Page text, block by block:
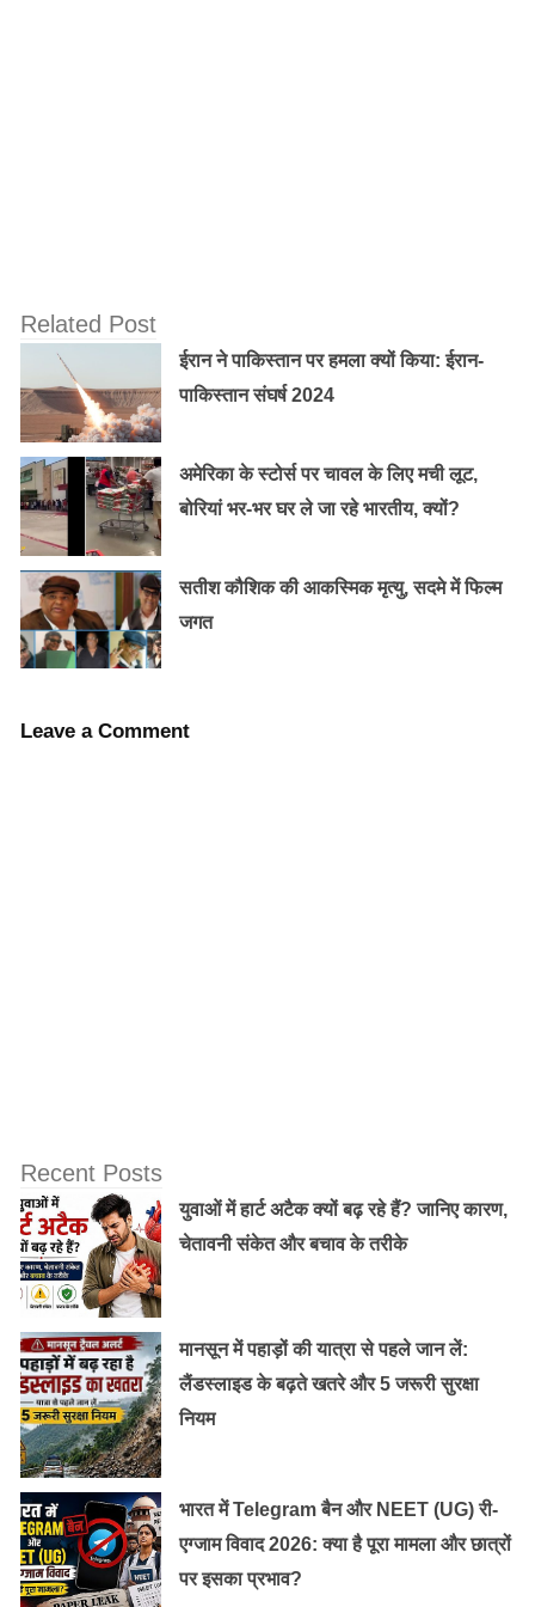
तोड़कर डाल दें। दूध और इससे बनी चीजों, पानी में भी तुलसी का
पत्ता डालें। तुलसी के पत्ते के कारण दूषित वातावरण का प्रभाव खाद्य
वस्तुओं पर नहीं पड़ता।
Old Random Post
होली 2018: जानिए कब है होली और क्या है होलिका
का शुभ मुहूर्त
नहीं होगा संविधान में संसोधन: संसदीय कार्य मंत्री एम
वेंकैया नायडू
के द्वार बंद कर दिए जाएंगे
सूतक लगने के साथ गर्भवती महिलाएं विशेष रूप से ध्यान रखें।
सूतक काल से लेकर ग्रहण पूरा होने तक घर से न निकलें और अपने
पेट के हिस्से पर गेरू लगाकर रखे और गीता का पाठ करें।
इस काल में गर्भवती स्त्री किसी भी प्रकार की नुकीली वस्तुओं का
इस्तेमाल न करें और न ही कुछ काटें।
सूतक काल में पूजा पाठ न करें। इसके स्थान पर मानसिक जाप
करना फलदायी रहेगा।
इन राशियों को मिलने वाली है खुशखबरी :
Related Post
ईरान ने पाकिस्तान पर हमला क्यों किया: ईरान-
पाकिस्तान संघर्ष 2024
अमेरिका के स्टोर्स पर चावल के लिए मची लूट,
बोरियां भर-भर घर ले जा रहे भारतीय, क्यों?
सतीश कौशिक की आकस्मिक मृत्यु, सदमे में फिल्म
जगत
Leave a Comment
Recent Posts
युवाओं में हार्ट अटैक क्यों बढ़ रहे हैं? जानिए कारण,
चेतावनी संकेत और बचाव के तरीके
मानसून में पहाड़ों की यात्रा से पहले जान लें:
लैंडस्लाइड के बढ़ते खतरे और 5 जरूरी सुरक्षा
नियम
भारत में Telegram बैन और NEET (UG) री-
एग्जाम विवाद 2026: क्या है पूरा मामला और छात्रों
पर इसका प्रभाव?